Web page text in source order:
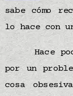
sabe cómo
lo hace con
Hace
por un
cosa